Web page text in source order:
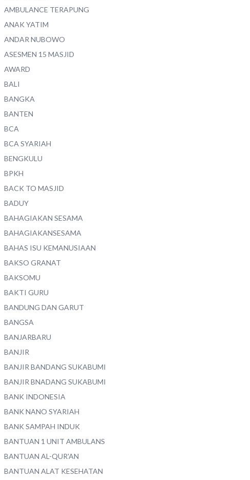
AMBULANCE TERAPUNG
ANAK YATIM
ANDAR NUBOWO
ASESMEN 15 MASJID
AWARD
BALI
BANGKA
BANTEN
BCA
BCA SYARIAH
BENGKULU
BPKH
BACK TO MASJID
BADUY
BAHAGIAKAN SESAMA
BAHAGIAKANSESAMA
BAHAS ISU KEMANUSIAAN
BAKSO GRANAT
BAKSOMU
BAKTI GURU
BANDUNG DAN GARUT
BANGSA
BANJARBARU
BANJIR
BANJIR BANDANG SUKABUMI
BANJIR BNADANG SUKABUMI
BANK INDONESIA
BANK NANO SYARIAH
BANK SAMPAH INDUK
BANTUAN 1 UNIT AMBULANS
BANTUAN AL-QUR'AN
BANTUAN ALAT KESEHATAN